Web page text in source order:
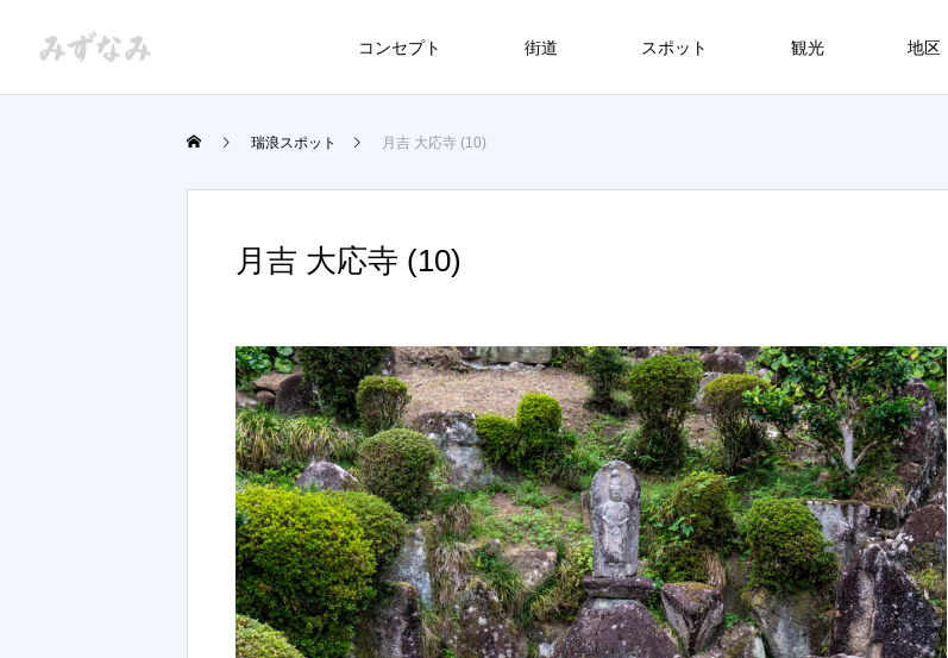
コンセプト 街道 スポット 観光 地区
瑞浪スポット 月吉 大応寺 (10)
月吉 大応寺 (10)